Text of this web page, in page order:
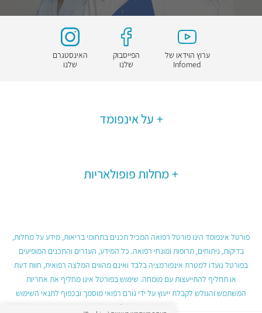
ערוץ הוידאו של
Infomed
הפייסבוק
שלנו
האינסטגרם
שלנו
על אינפומד
מחלות פופולאריות
פורטל אינפומד הינו פורטל רפואה המכיל תכנים בתחומי בריאות, מידע על מחלות,
בדיקות, ניתוחים, תרופות ומונחי רפואה. כל המידע, העזרים והתכנים המופיעים
בפורטל נועדו למטרת אינפורמציה בלבד ואינם מהווים המלצה רפואית, חוות דעת
או תחליף להתייעצות עם מומחה. שימוש בפורטל אינו מחליף את אחריות
המשתמש והגולש לקבלת ייעוץ על ידי גורם רפואי מוסמך ובכפוף לתנאי השימוש
בפורטל.